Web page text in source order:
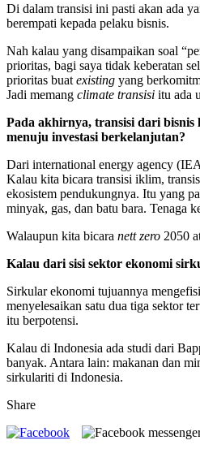
Di dalam transisi ini pasti akan ada
berempati kepada pelaku bisnis.
Nah kalau yang disampaikan soal
prioritas, bagi saya tidak keberatan
prioritas buat existing yang
Jadi memang climate transisi itu ada
Pada akhirnya, transisi dari
menuju investasi berkelanjutan?
Dari international energy agency
Kalau kita bicara transisi iklim,
ekosistem pendukungnya. Itu yang
minyak, gas, dan batu bara. Tenaga
Walaupun kita bicara nett zero 2050
Kalau dari sisi sektor ekonomi
Sirkular ekonomi tujuannya
menyelesaikan satu dua tiga sektor
itu berpotensi.
Kalau di Indonesia ada studi dari
banyak. Antara lain: makanan dan
sirkulariti di Indonesia.
Share